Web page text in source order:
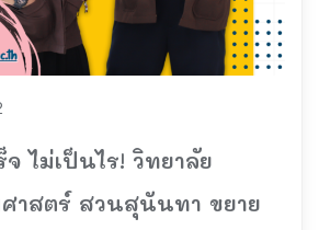
ไม่เป็นไร! วิทยาลัย
าสตร์ สวนสุนันทา ขยาย